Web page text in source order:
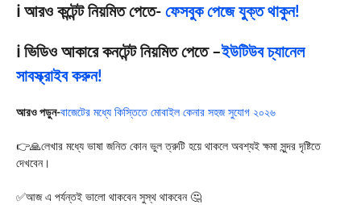
ℹ️ আরও কন্টেন্ট নিয়মিত পেতে- ফেসবুক পেজে যুক্ত থাকুন!
ℹ️ ভিডিও আকারে কনটেন্ট নিয়মিত পেতে –ইউটিউব চ্যানেল
সাবস্ক্রাইব করুন!
আরও পড়ুন-বাজেটের মধ্যে কিস্তিতে মোবাইল কেনার সহজ সুযোগ ২০২৬
👉🙏লেখার মধ্যে ভাষা জনিত কোন ভুল ত্রুটি হয়ে থাকলে অবশ্যই ক্ষমা সুন্দর দৃষ্টিতে
দেখবেন।
✅আজ এ পর্যন্তই ভালো থাকবেন সুস্থ থাকবেন 🤔